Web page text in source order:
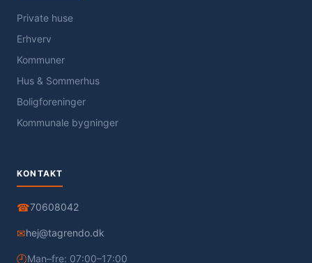
Private huse
Erhverv
Kommuner
Hus & Sommerhus
Boligforeninger
Kommunale bygninger
KONTAKT
☎70608042
✉hej@tagrendo.dk
🕘Man–fre: 07:00–17:00